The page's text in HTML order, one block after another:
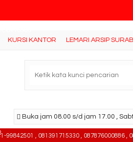
KURSI KANTOR LEMARI ARSIP
Buka jam 08.00 s/d jam 17.00 ,
99842501 , 081391715330 , 087876000886 ,